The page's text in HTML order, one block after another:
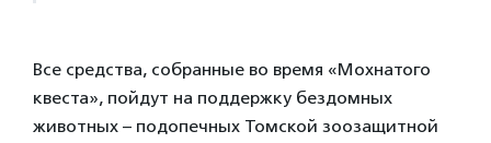
Все средства, собранные во время «Мохнатого
квеста», пойдут на поддержку бездомных
животных – подопечных Томской зоозащитной